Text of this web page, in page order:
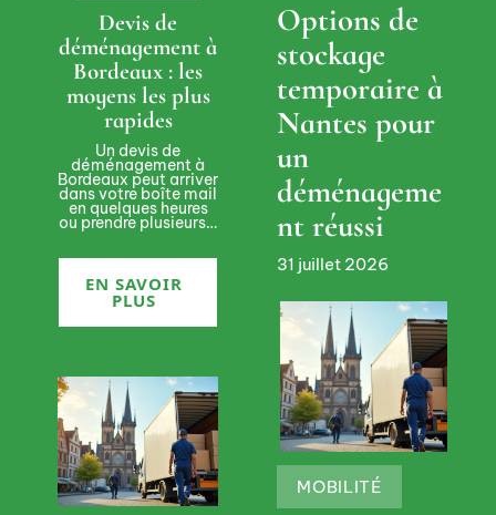
Devis de
déménagement à
Bordeaux : les
moyens les plus
rapides
Un devis de
déménagement à
Bordeaux peut arriver
dans votre boîte mail
en quelques heures
ou prendre plusieurs…
EN SAVOIR
PLUS
Options de
stockage
temporaire à
Nantes pour
un
déménageme
nt réussi
31 juillet 2026
MOBILITÉ